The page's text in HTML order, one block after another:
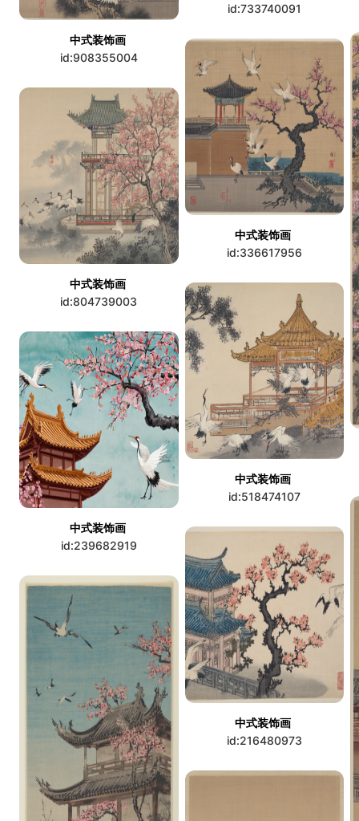
id:733740091
中式装饰画
id:908355004
中式装饰画
id:336617956
中式装饰画
id:804739003
中式装饰画
id:518474107
中式装饰画
id:239682919
中式装饰画
id:216480973